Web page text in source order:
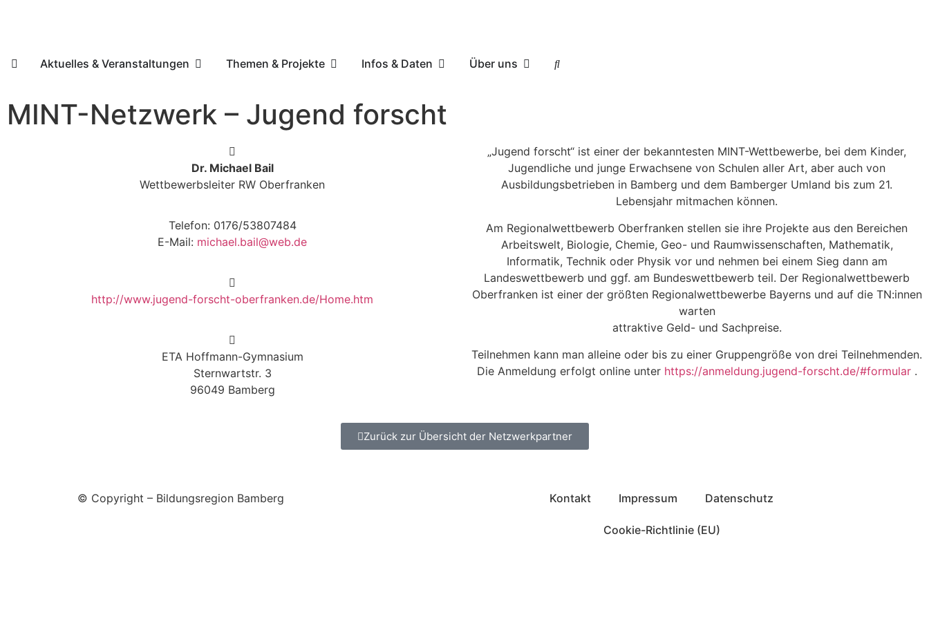
Aktuelles & Veranstaltungen Themen & Projekte Infos & Daten Über uns
MINT-Netzwerk – Jugend forscht
Dr. Michael Bail
Wettbewerbsleiter RW Oberfranken
Telefon: 0176/53807484
E-Mail: michael.bail@web.de
http://www.jugend-forscht-oberfranken.de/Home.htm
ETA Hoffmann-Gymnasium
Sternwartstr. 3
96049 Bamberg
„Jugend forscht“ ist einer der bekanntesten MINT-Wettbewerbe, bei dem Kinder,
Jugendliche und junge Erwachsene von Schulen aller Art, aber auch von
Ausbildungsbetrieben in Bamberg und dem Bamberger Umland bis zum 21.
Lebensjahr mitmachen können.
Am Regionalwettbewerb Oberfranken stellen sie ihre Projekte aus den Bereichen
Arbeitswelt, Biologie, Chemie, Geo- und Raumwissenschaften, Mathematik,
Informatik, Technik oder Physik vor und nehmen bei einem Sieg dann am
Landeswettbewerb und ggf. am Bundeswettbewerb teil. Der Regionalwettbewerb
Oberfranken ist einer der größten Regionalwettbewerbe Bayerns und auf die TN:innen
warten
attraktive Geld- und Sachpreise.
Teilnehmen kann man alleine oder bis zu einer Gruppengröße von drei Teilnehmenden.
Die Anmeldung erfolgt online unter https://anmeldung.jugend-forscht.de/#formular.
Zurück zur Übersicht der Netzwerkpartner
© Copyright – Bildungsregion Bamberg Kontakt Impressum Datenschutz
Cookie-Richtlinie (EU)